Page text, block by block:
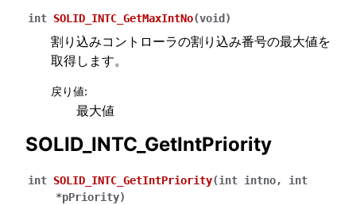
int SOLID_INTC_GetMaxIntNo(void )
割り込みコントローラの割り込み番号の最大値を
取得します。
戻り値:
最大値
SOLID_INTC_GetIntPriority
int SOLID_INTC_GetIntPriority(int intno, int
*pPriority)